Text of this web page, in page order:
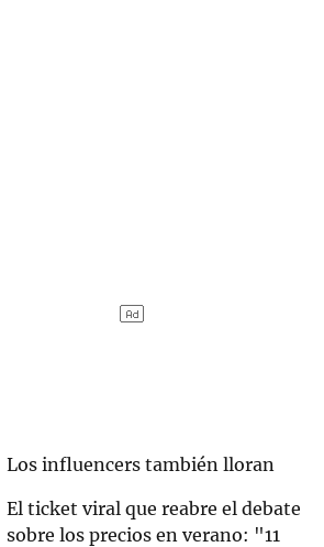
Los influencers también lloran
El ticket viral que reabre el debate
sobre los precios en verano: "11